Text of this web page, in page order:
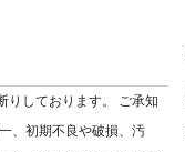
りしております。 ご承知
、初期不良や破損、汚